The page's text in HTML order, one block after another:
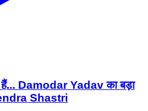
हैं... Damodar Yadav का बड़ा
Shastri